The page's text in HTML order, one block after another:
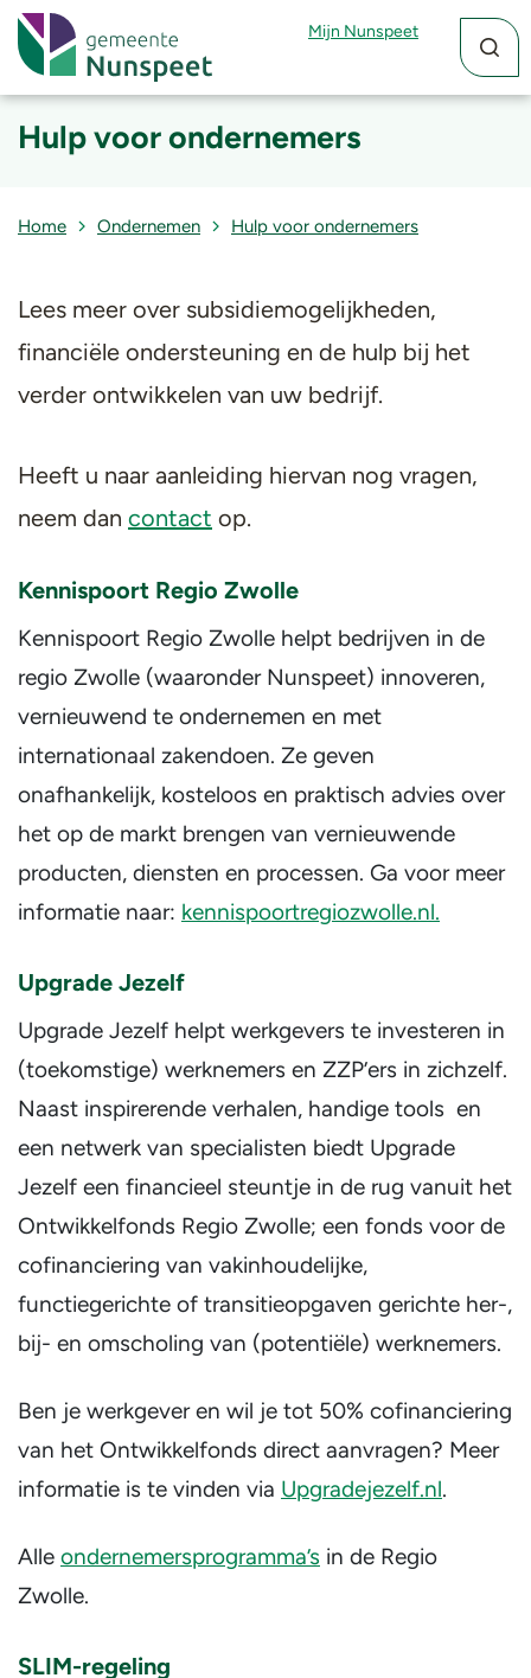
Mijn Nunspeet
Hulp voor ondernemers
Home Ondernemen Hulp voor ondernemers
Lees meer over subsidiemogelijkheden,
financiële ondersteuning en de hulp bij het
verder ontwikkelen van uw bedrijf.
Heeft u naar aanleiding hiervan nog vragen,
neem dan contact op.
Kennispoort Regio Zwolle
Kennispoort Regio Zwolle helpt bedrijven in de
regio Zwolle (waaronder Nunspeet) innoveren,
vernieuwend te ondernemen en met
internationaal zakendoen. Ze geven
onafhankelijk, kosteloos en praktisch advies over
het op de markt brengen van vernieuwende
producten, diensten en processen. Ga voor meer
informatie naar: kennispoortregiozwolle.nl.
Upgrade Jezelf
Upgrade Jezelf helpt werkgevers te investeren in
(toekomstige) werknemers en ZZP’ers in zichzelf.
Naast inspirerende verhalen, handige tools en
een netwerk van specialisten biedt Upgrade
Jezelf een financieel steuntje in de rug vanuit het
Ontwikkelfonds Regio Zwolle; een fonds voor de
cofinanciering van vakinhoudelijke,
functiegerichte of transitieopgaven gerichte her-,
bij- en omscholing van (potentiële) werknemers.
Ben je werkgever en wil je tot 50% cofinanciering
van het Ontwikkelfonds direct aanvragen? Meer
informatie is te vinden via Upgradejezelf.nl.
Alle ondernemersprogramma’s in de Regio
Zwolle.
SLIM-regeling